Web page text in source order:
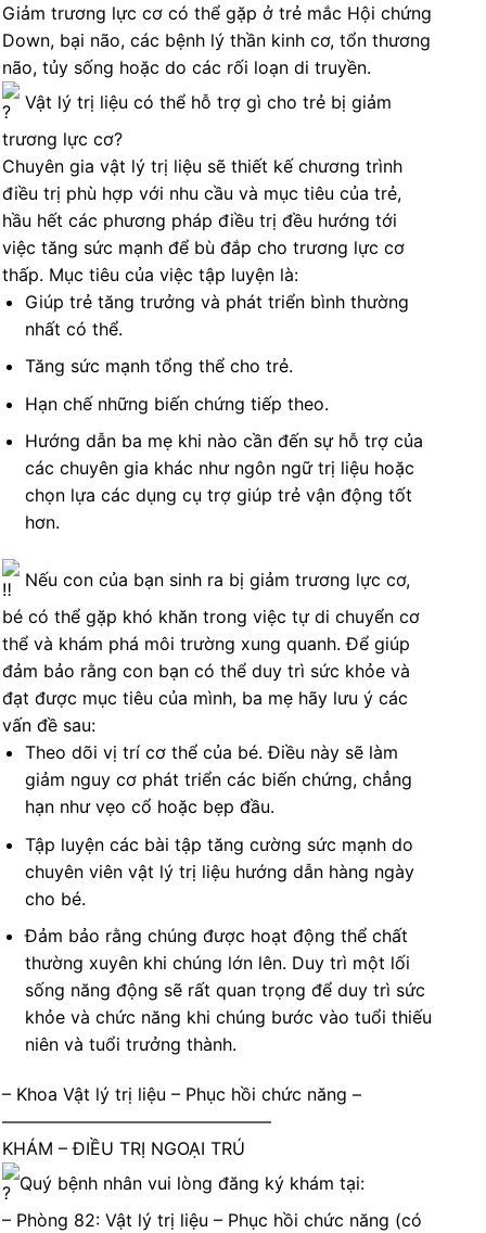
Giảm trương lực cơ có thể gặp ở trẻ mắc Hội chứng
Down, bại não, các bệnh lý thần kinh cơ, tổn thương
não, tủy sống hoặc do các rối loạn di truyền.
Vật lý trị liệu có thể hỗ trợ gì cho trẻ bị giảm
trương lực cơ?
Chuyên gia vật lý trị liệu sẽ thiết kế chương trình
điều trị phù hợp với nhu cầu và mục tiêu của trẻ,
hầu hết các phương pháp điều trị đều hướng tới
việc tăng sức mạnh để bù đắp cho trương lực cơ
thấp. Mục tiêu của việc tập luyện là:
Giúp trẻ tăng trưởng và phát triển bình thường
nhất có thể.
Tăng sức mạnh tổng thể cho trẻ.
Hạn chế những biến chứng tiếp theo.
Hướng dẫn ba mẹ khi nào cần đến sự hỗ trợ của
các chuyên gia khác như ngôn ngữ trị liệu hoặc
chọn lựa các dụng cụ trợ giúp trẻ vận động tốt
hơn.
Nếu con của bạn sinh ra bị giảm trương lực cơ,
bé có thể gặp khó khăn trong việc tự di chuyển cơ
thể và khám phá môi trường xung quanh. Để giúp
đảm bảo rằng con bạn có thể duy trì sức khỏe và
đạt được mục tiêu của mình, ba mẹ hãy lưu ý các
vấn đề sau:
Theo dõi vị trí cơ thể của bé. Điều này sẽ làm
giảm nguy cơ phát triển các biến chứng, chẳng
hạn như vẹo cổ hoặc bẹp đầu.
Tập luyện các bài tập tăng cường sức mạnh do
chuyên viên vật lý trị liệu hướng dẫn hàng ngày
cho bé.
Đảm bảo rằng chúng được hoạt động thể chất
thường xuyên khi chúng lớn lên. Duy trì một lối
sống năng động sẽ rất quan trọng để duy trì sức
khỏe và chức năng khi chúng bước vào tuổi thiếu
niên và tuổi trưởng thành.
– Khoa Vật lý trị liệu – Phục hồi chức năng –
———————————————–
KHÁM – ĐIỀU TRỊ NGOẠI TRÚ
Quý bệnh nhân vui lòng đăng ký khám tại:
– Phòng 82: Vật lý trị liệu – Phục hồi chức năng (có